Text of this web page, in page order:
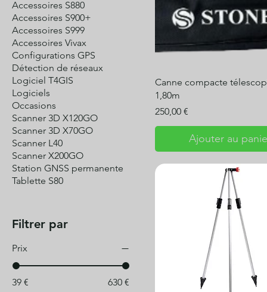
Accessoires S880
Accessoires S900+
Accessoires S999
Accessoires Vivax
Configurations GPS
Détection de réseaux
Logiciel T4GIS
Logiciels
Occasions
Scanner 3D X120GO
Scanner 3D X70GO
Scanner L40
Scanner X200GO
Station GNSS permanente
Tablette S80
Filtrer par
Prix
39 € 630 €
Canne compacte
1,80m
Prix
250,00 €
Ajouter au